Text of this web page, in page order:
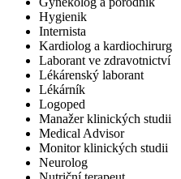
Hygienik
Internista
Kardiolog a kardiochirurg
Laborant ve zdravotnictví
Lékárenský laborant
Lékárník
Logoped
Manažer klinických studii
Medical Advisor
Monitor klinických studii
Neurolog